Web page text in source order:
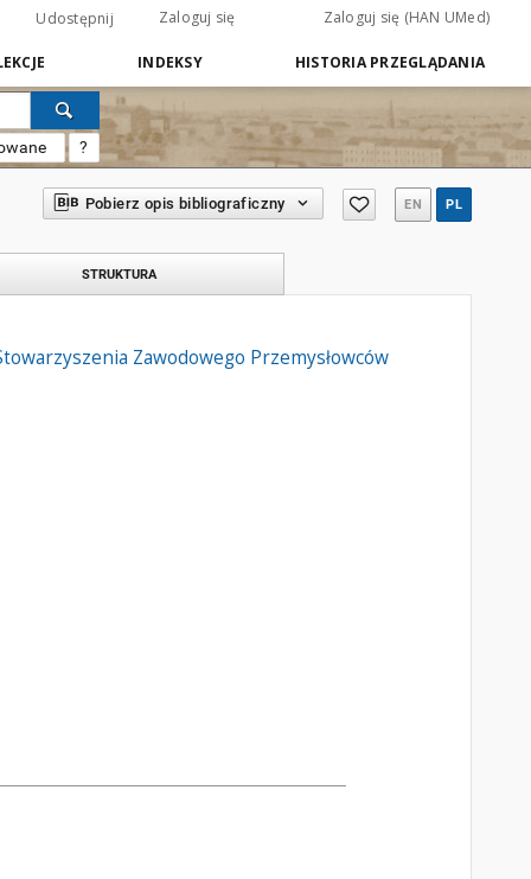
Udostępnij Zaloguj się Zaloguj się (HAN UMed)
INDEKSY HISTORIA PRZEGLĄDANIA
?
Pobierz opis bibliograficzny EN PL
STRUKTURA
Zawodowego Przemysłowców